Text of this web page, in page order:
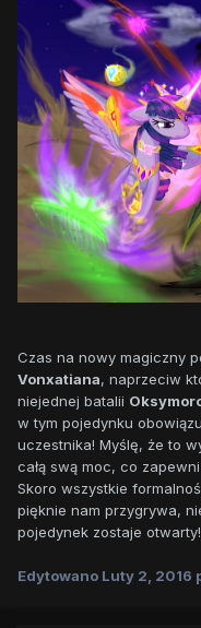
Czas na nowy magiczny
Vonxatiana, naprzeciw
niejednej batalii
w tym pojedynku
uczestnika! Myślę, że to
całą swą moc, co
Skoro wszystkie
pięknie nam przygrywa,
pojedynek zostaje otwarty!
Edytowano Luty 2, 2016